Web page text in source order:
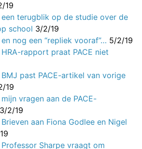
19
terugblik op de studie over de
school 3/2/19
nog een “repliek vooraf”… 5/2/19
rapport praat PACE niet
past PACE-artikel van vorige
19
vragen aan de PACE-
2/19
aan Fiona Godlee en Nigel
Sharpe vraagt om